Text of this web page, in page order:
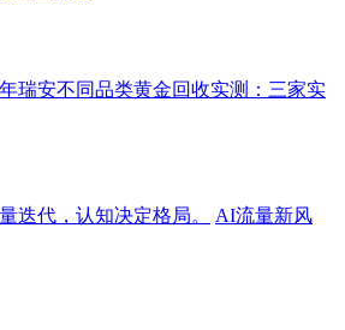
瑞安不同品类黄金回收实测：三家实
迭代，认知决定格局。
AI流量新风